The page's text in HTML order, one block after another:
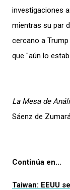
investigaciones
mientras su par
cercano a
que "aún lo
La Mesa de
Sáenz de
Continúa en…
Taiwan: EEUU